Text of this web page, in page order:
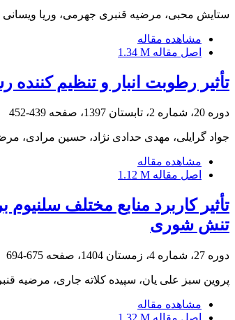
ستایش محبی، مرضیه قنبری جهرمی، وریا ویسانی
مشاهده مقاله
اصل مقاله 1.34 M
تأثیر رطوبت انبار و تنظیم
دوره 20، شماره 2، تابستان 1397، صفحه 439-452
جواد گرایلی، مهدی حدادی نژاد، حسین مرادی،
مشاهده مقاله
اصل مقاله 1.12 M
تنش شوری
دوره 27، شماره 4، زمستان 1404، صفحه 675-694
پروین سبز علی یان، سپیده کلاته جاری، مرضیه
مشاهده مقاله